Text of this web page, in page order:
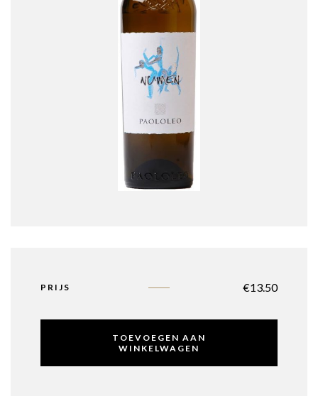
PRIJS €13.50
TOEVOEGEN AAN
WINKELWAGEN